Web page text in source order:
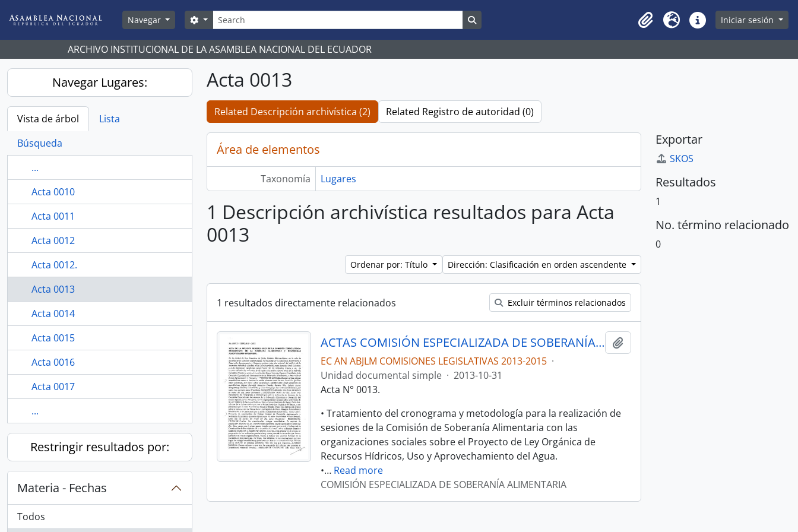
Navegar
Búsqueda
Search options
Clipboard
Idioma Enlaces rápidos
Iniciar sesión
ARCHIVO INSTITUCIONAL DE LA ASAMBLEA NACIONAL DEL ECUADOR
Navegar Lugares:
Vista de árbol
Lista
Búsqueda
...
Acta 0010
Acta 0011
Acta 0012
Acta 0012.
Acta 0013
Acta 0014
Acta 0015
Acta 0016
Acta 0017
...
Restringir resultados por:
Materia - Fechas
Todos
Acta 0013
Related Descripción archivística (2) Related Registro de autoridad (0)
Área de elementos
Taxonomía Lugares
1 Descripción archivística resultados para Acta
0013
Ordenar por: Título Dirección: Clasificación en orden ascendente
1 resultados directamente relacionados Excluir términos relacionados
ACTAS COMISIÓN ESPECIALIZADA DE SOBERANÍA ALIMENTARIA, DESARROLLO DEL SECTOR AGROPECUARIO Y PESQUERO.
EC AN ABJLM COMISIONES LEGISLATIVAS 2013-2015 ·
Unidad documental simple · 2013-10-31
Acta N° 0013.
• Tratamiento del cronograma y metodología para la realización de
sesiones de la Comisión de Soberanía Alimentaria con las
organizaciones sociales sobre el Proyecto de Ley Orgánica de
Recursos Hídricos, Uso y Aprovechamiento del Agua.
•… Read more
COMISIÓN ESPECIALIZADA DE SOBERANÍA ALIMENTARIA
Exportar
SKOS
Resultados
1
No. término relacionado
0